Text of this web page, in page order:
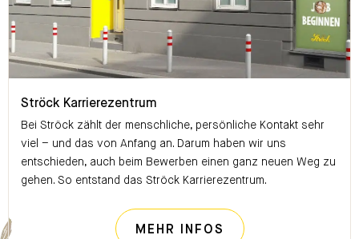
Ströck Karrierezentrum
Bei Ströck zählt der menschliche, persönliche Kontakt sehr
viel – und das von Anfang an. Darum haben wir uns
entschieden, auch beim Bewerben einen ganz neuen Weg zu
gehen. So entstand das Ströck Karrierezentrum.
MEHR INFOS STRÖCK